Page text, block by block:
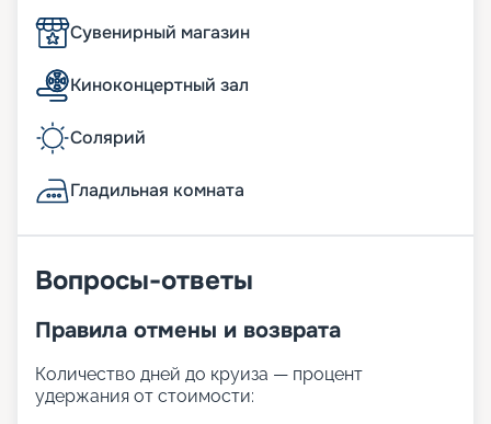
Сувенирный магазин
Киноконцертный зал
Солярий
Гладильная комната
Вопросы-ответы
Правила отмены и возврата
Количество дней до круиза — процент
удержания от стоимости: